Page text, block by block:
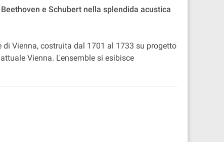
e Schubert nella splendida acustica
Vienna, costruita dal 1701 al 1733 su progetto
Vienna. L'ensemble si esibisce